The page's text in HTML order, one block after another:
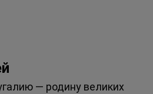
— родину великих